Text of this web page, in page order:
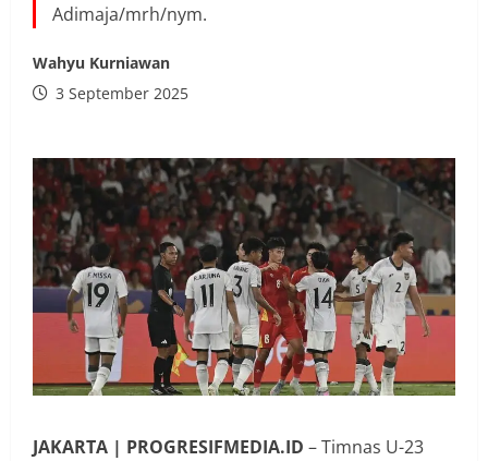
Adimaja/mrh/nym.
Wahyu Kurniawan
3 September 2025
JAKARTA | PROGRESIFMEDIA.ID – Timnas U-23